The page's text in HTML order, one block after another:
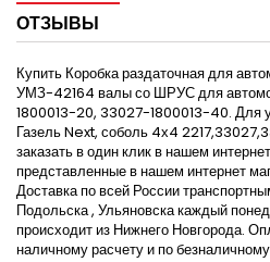
ОТЗЫВЫ
Купить Коробка раздаточная для
УМЗ-42164 валы со ШРУС для
1800013-20, 33027-1800013-40. Для
Газель Next, соболь 4х4
заказать в один клик в нашем
представленные в нашем интернет
Доставка по всей России
Подольска , Ульяновска каждый
происходит из Нижнего Новгорода.
наличному расчету и по